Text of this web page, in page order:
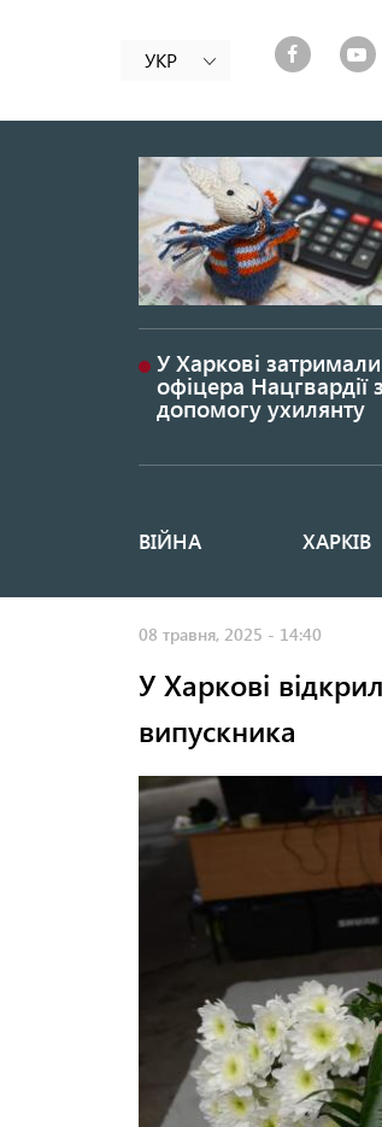
УКР
У Харкові затримали
офіцера Нацгвардії
допомогу ухилянту
Основная
ВІЙНА ХАРКІВ
08 травня, 2025 - 14:40
У Харкові
випускника